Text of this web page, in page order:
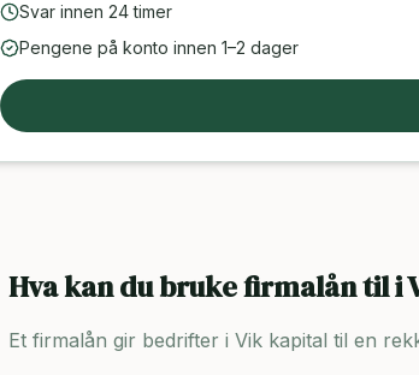
Svar innen 24 timer
Pengene på konto innen 1–2 dager
Hva kan du bruke firmalån til i
Et firmalån gir bedrifter i Vik kapital til en